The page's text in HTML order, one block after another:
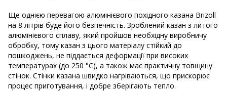
Ще однією перевагою алюмінієвого похідного казана Brizoll
на 8 літрів буде його безпечність. Зроблений казан з литого
алюмінієвого сплаву, який пройшов необхідну виробничу
обробку, тому казан з цього матеріалу стійкий до
пошкоджень, не піддається деформації при високих
температурах (до 250 °C), а також має практичну товщину
стінок. Стінки казана швидко нагріваються, що прискорює
процес приготування, і добре зберігають тепло.